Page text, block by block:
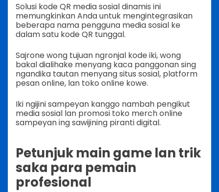
Solusi kode QR media sosial dinamis ini
memungkinkan Anda untuk mengintegrasikan
beberapa nama pengguna media sosial ke
dalam satu kode QR tunggal.
Sajrone wong tujuan ngronjal kode iki, wong
bakal dialihake menyang kaca panggonan sing
ngandika tautan menyang situs sosial, platform
pesan online, lan toko online kowe.
Iki ngijini sampeyan kanggo nambah pengikut
media sosial lan promosi toko merch online
sampeyan ing sawijining piranti digital.
Petunjuk main game lan trik
saka para pemain
profesional